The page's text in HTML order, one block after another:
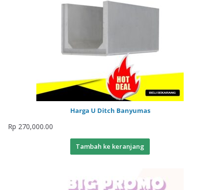
Harga U Ditch Banyumas
Rp 270,000.00
Tambah ke keranjang